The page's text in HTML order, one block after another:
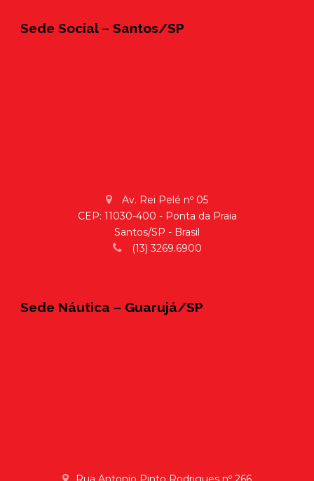
Sede Social – Santos/SP
Av. Rei Pelé nº 05
CEP: 11030-400 - Ponta da Praia
Santos/SP - Brasil
(13) 3269.6900
Sede Náutica – Guarujá/SP